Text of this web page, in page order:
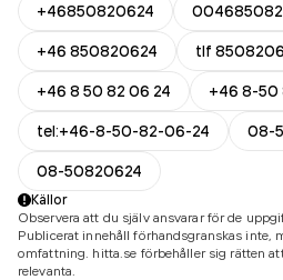
+46850820624
+46 850820624
tlf
+46 8 50 82 06 24
+46 8-50
tel:+46-8-50-82-06-24
08-
08-50820624
Källor
Observera att du själv ansvarar för de
Publicerat innehåll förhandsgranskas inte,
omfattning. hitta.se förbehåller sig rätten
relevanta.